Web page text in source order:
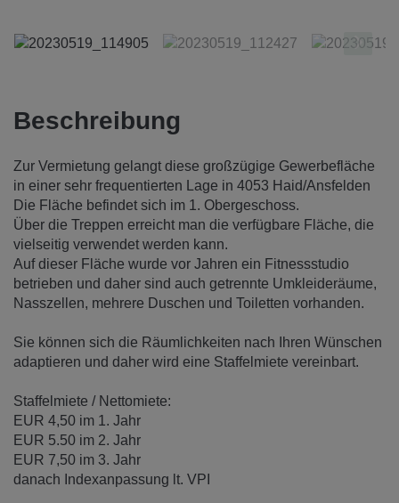
Beschreibung
Zur Vermietung gelangt diese großzügige Gewerbefläche
in einer sehr frequentierten Lage in 4053 Haid/Ansfelden
Die Fläche befindet sich im 1. Obergeschoss.
Über die Treppen erreicht man die verfügbare Fläche, die
vielseitig verwendet werden kann.
Auf dieser Fläche wurde vor Jahren ein Fitnessstudio
betrieben und daher sind auch getrennte Umkleideräume,
Nasszellen, mehrere Duschen und Toiletten vorhanden.
Sie können sich die Räumlichkeiten nach Ihren Wünschen
adaptieren und daher wird eine Staffelmiete vereinbart.
Staffelmiete / Nettomiete:
EUR 4,50 im 1. Jahr
EUR 5.50 im 2. Jahr
EUR 7,50 im 3. Jahr
danach Indexanpassung lt. VPI